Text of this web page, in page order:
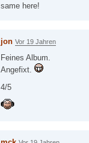
same here!
jon Vor 19 Jahren
Feines Album.
Angefixt.
4/5